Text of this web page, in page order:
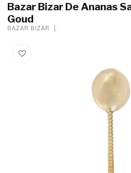
Bazar Bizar De Ananas
Goud
BAZAR BIZAR